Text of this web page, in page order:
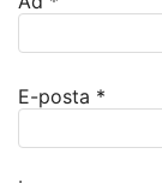
E-posta *